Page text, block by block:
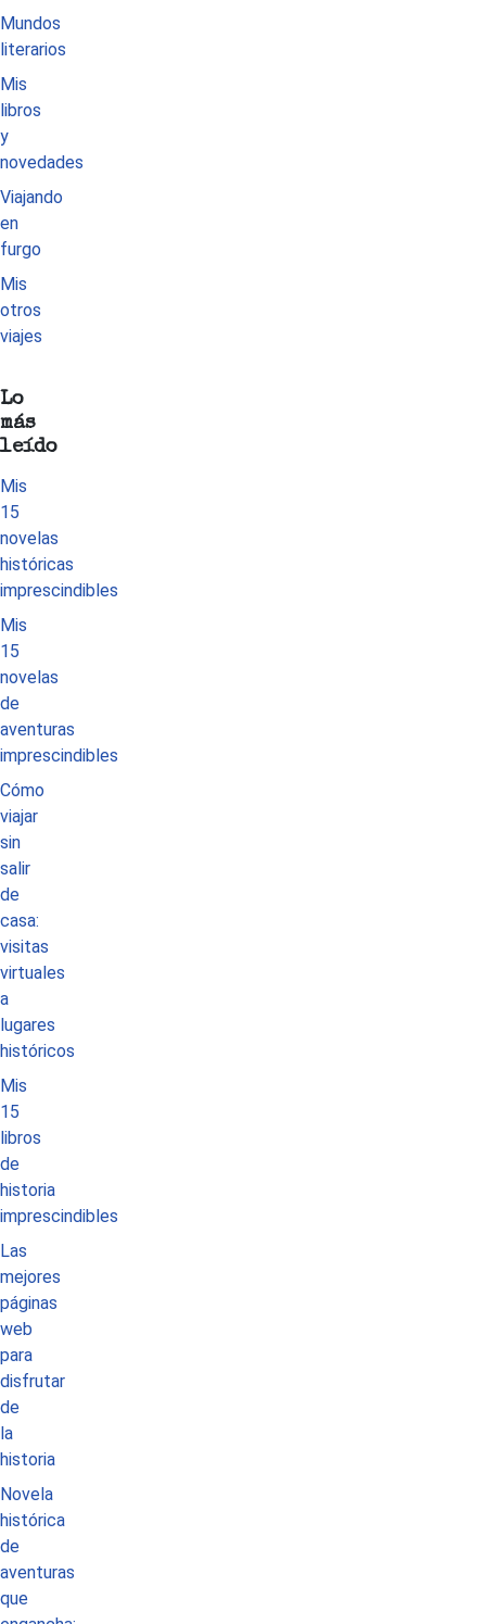
Mundos
literarios
Mis
libros
y
novedades
Viajando
en
furgo
Mis
otros
viajes
Lo
más
leído
Mis
15
novelas
históricas
imprescindibles
Mis
15
novelas
de
aventuras
imprescindibles
Cómo
viajar
sin
salir
de
casa:
visitas
virtuales
a
lugares
históricos
Mis
15
libros
de
historia
imprescindibles
Las
mejores
páginas
web
para
disfrutar
de
la
historia
Novela
histórica
de
aventuras
que